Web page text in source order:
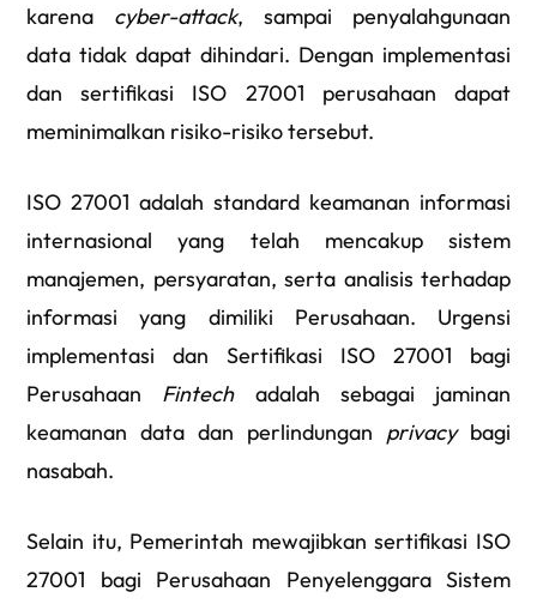
karena cyber-attack, sampai penyalahgunaan
data tidak dapat dihindari. Dengan implementasi
dan sertifikasi ISO 27001 perusahaan dapat
meminimalkan risiko-risiko tersebut.
ISO 27001 adalah standard keamanan informasi
internasional yang telah mencakup sistem
manajemen, persyaratan, serta analisis terhadap
informasi yang dimiliki Perusahaan. Urgensi
implementasi dan Sertifikasi ISO 27001 bagi
Perusahaan Fintechadalah sebagai jaminan
keamanan data dan perlindungan privacybagi
nasabah.
Selain itu, Pemerintah mewajibkan sertifikasi ISO
27001 bagi Perusahaan Penyelenggara Sistem